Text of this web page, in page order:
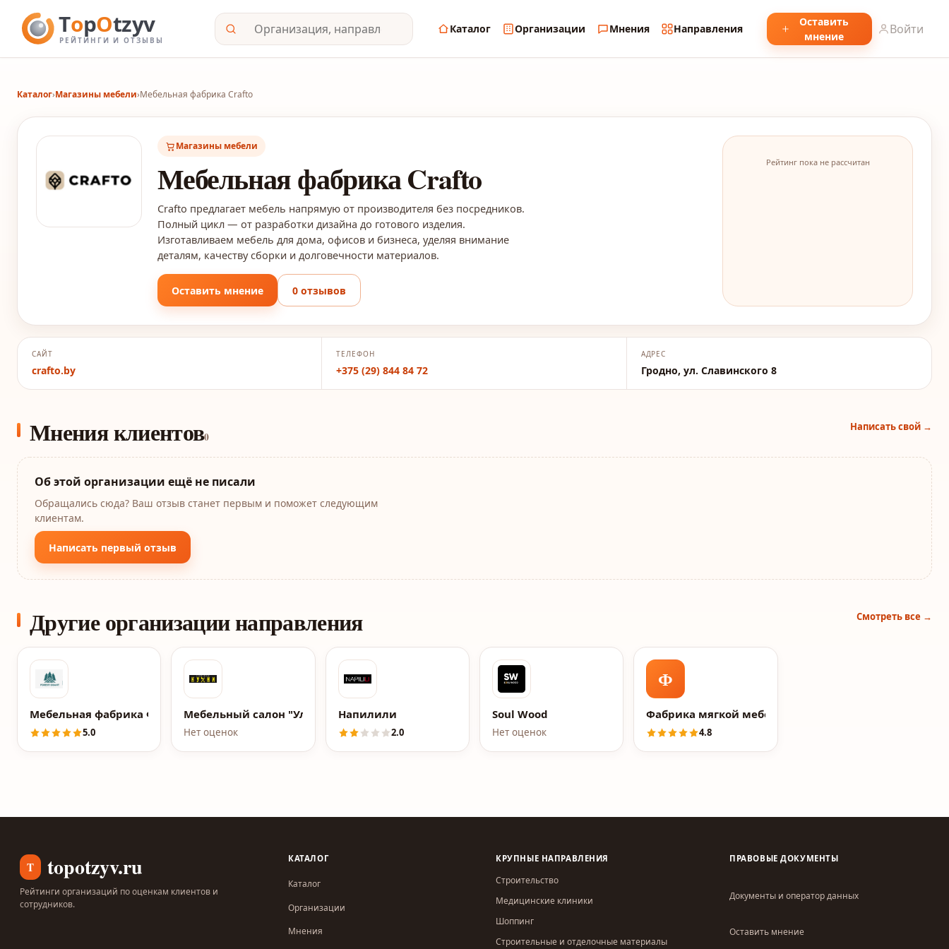
Каталог Организации Мнения Направления
Оставить
мнение
Войти
Каталог›Магазины мебели›Мебельная фабрика Crafto
Магазины мебели
Мебельная фабрика Crafto
Crafto предлагает мебель напрямую от производителя без посредников.
Полный цикл — от разработки дизайна до готового изделия.
Изготавливаем мебель для дома, офисов и бизнеса, уделяя внимание
деталям, качеству сборки и долговечности материалов.
Оставить мнение 0 отзывов
Рейтинг пока не рассчитан
САЙТ
crafto.by
ТЕЛЕФОН
+375 (29) 844 84 72
АДРЕС
Гродно, ул. Славинского 8
Мнения клиентов0
Написать свой →
Об этой организации ещё не писали
Обращались сюда? Ваш отзыв станет первым и поможет следующим
клиентам.
Написать первый отзыв
Другие организации направления Смотреть все →
Мебельная фабрика Форест Грант (Forest Grant)
5.0
Мебельный салон "Ульяновские кухни"
Нет оценок
Напилили
2.0
Soul Wood
Нет оценок
Ф
Фабрика мягкой мебели NEXTFORM
4.8
T topotzyv.ru
Рейтинги организаций по оценкам клиентов и
сотрудников.
КАТАЛОГ
Каталог
Организации
Мнения
КРУПНЫЕ НАПРАВЛЕНИЯ
Строительство
Медицинские клиники
Шоппинг
Строительные и отделочные материалы
ПРАВОВЫЕ ДОКУМЕНТЫ
Документы и оператор данных
Оставить мнение